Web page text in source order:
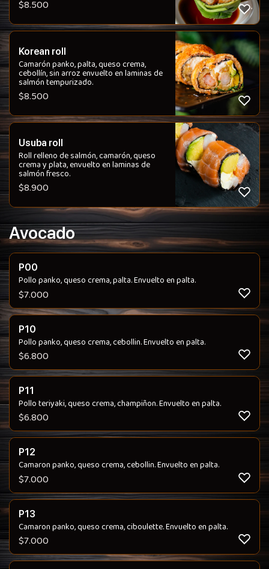
$8.500
Korean roll
Camarón panko, palta, queso crema,
cebollín, sin arroz envuelto en laminas de
salmón tempurizado.
$8.500
Usuba roll
Roll relleno de salmón, camarón, queso
crema y plata, envuelto en laminas de
salmón fresco.
$8.900
Avocado
P00
Pollo panko, queso crema, palta. Envuelto en palta.
$7.000
P10
Pollo panko, queso crema, cebollin. Envuelto en palta.
$6.800
P11
Pollo teriyaki, queso crema, champiñon. Envuelto en palta.
$6.800
P12
Camaron panko, queso crema, cebollin. Envuelto en palta.
$7.000
P13
Camaron panko, queso crema, ciboulette. Envuelto en palta.
$7.000